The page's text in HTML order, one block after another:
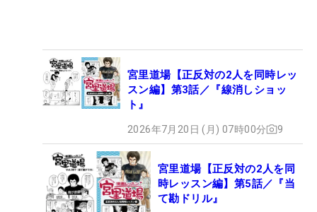
宮里道場【正反対の2人を同時レッ
スン編】第3話／『線消しショッ
ト』
2026年7月20日 (月) 07時00分 9
宮里道場【正反対の2人を同
時レッスン編】第5話／『当
て勘ドリル』